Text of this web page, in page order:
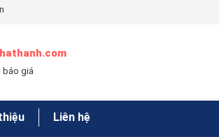
báo giá
Liên hệ